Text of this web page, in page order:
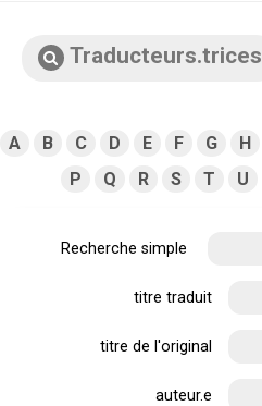
Traducteurs.trices
A B C D E F G H
P
Q R S T U
Recherche simple
titre traduit
titre de l'original
auteur.e